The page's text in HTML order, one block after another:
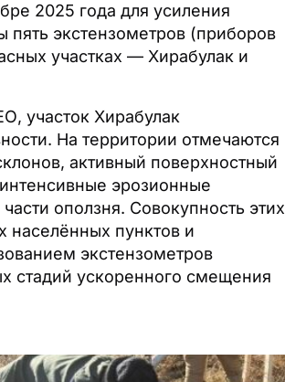
2025 года для усиления
пять экстензометров (приборов
участках — Хирабулак и
участок Хирабулак
На территории отмечаются
активный поверхностный
эрозионные
оползня. Совокупность этих
населённых пунктов и
экстензометров
стадий ускоренного смещения